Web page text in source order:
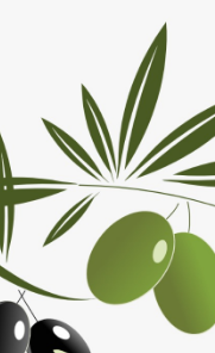
открыть меню